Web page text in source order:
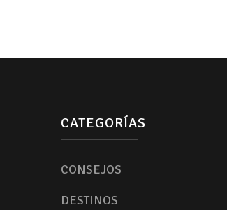
CATEGORÍAS
CONSEJOS
DESTINOS